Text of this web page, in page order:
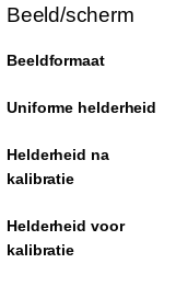
Beeld/scherm
Beeldformaat
Uniforme helderheid
Helderheid na
kalibratie
Helderheid voor
kalibratie